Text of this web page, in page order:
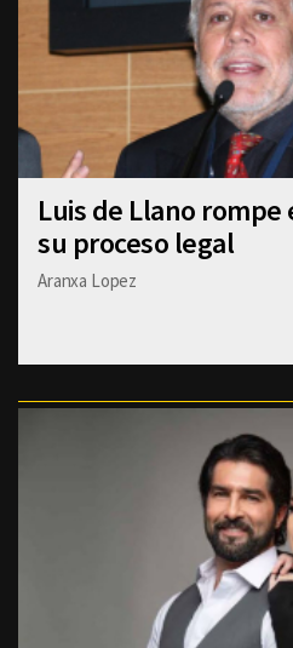
Luis de Llano
su proceso legal
Aranxa Lopez